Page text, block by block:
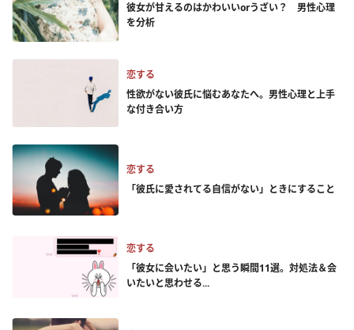
彼女が甘えるのはかわいいorうざい？ 男性心理
を分析
恋する
性欲がない彼氏に悩むあなたへ。男性心理と上手
な付き合い方
恋する
「彼氏に愛されてる自信がない」ときにすること
恋する
「彼女に会いたい」と思う瞬間11選。対処法＆会
いたいと思わせる...